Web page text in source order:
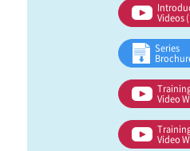
Videos
Series
Video
Video